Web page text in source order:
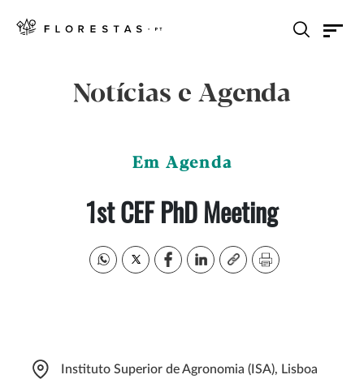
Notícias e Agenda
Em Agenda
1st CEF PhD Meeting
Instituto Superior de Agronomia (ISA), Lisboa